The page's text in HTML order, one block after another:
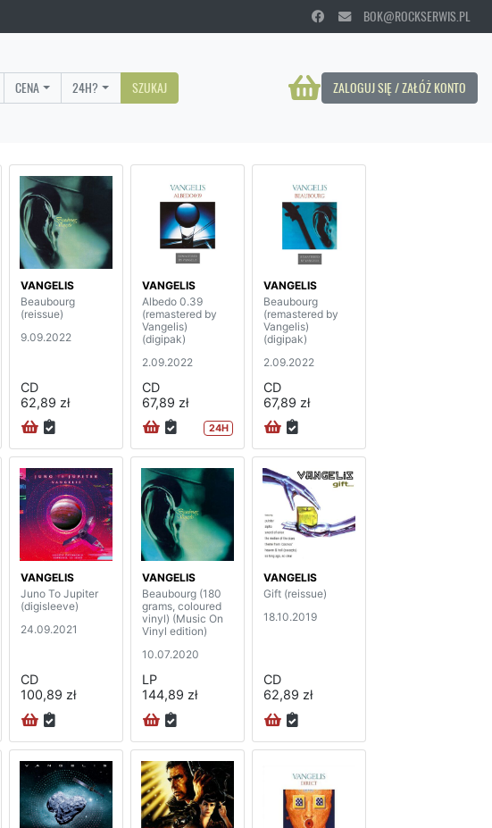
BOK@ROCKSERWIS.PL
ZALOGUJ SIĘ / ZAŁÓŻ KONTO
CENA 24H? SZUKAJ
VANGELIS
Beaubourg
(reissue)
9.09.2022
CD
62,89 zł
VANGELIS
Albedo 0.39
(remastered by
Vangelis)
(digipak)
2.09.2022
CD
67,89 zł
24H
VANGELIS
Beaubourg
(remastered by
Vangelis)
(digipak)
2.09.2022
CD
67,89 zł
VANGELIS
Juno To Jupiter
(digisleeve)
24.09.2021
CD
100,89 zł
VANGELIS
Beaubourg (180
grams, coloured
vinyl) (Music On
Vinyl edition)
10.07.2020
LP
144,89 zł
VANGELIS
Gift (reissue)
18.10.2019
CD
62,89 zł